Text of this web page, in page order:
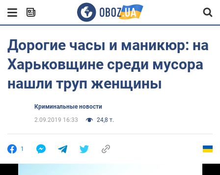
Дорогие часы и маникюр: на
Харьковщине среди мусора
нашли труп женщины
Криминальные новости
2.09.2019 16:33
24,8 т.
1